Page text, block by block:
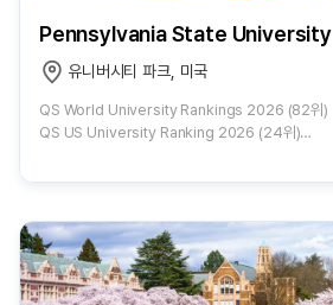
Pennsylvania State University
유니버시티 파크, 미국
QS World University Rankings 2026 (82위)
QS US University Ranking 2026 (24위)